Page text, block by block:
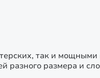
так и
разного размера и